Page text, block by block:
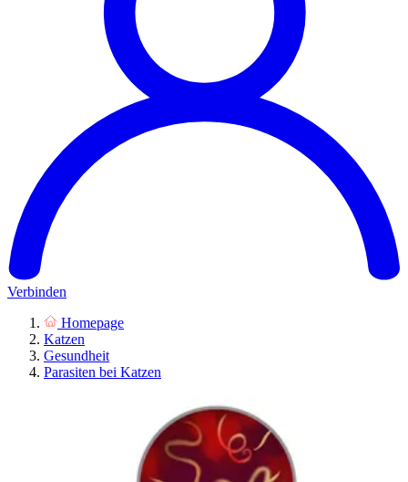
Verbinden
Homepage
Katzen
Gesundheit
Parasiten bei Katzen